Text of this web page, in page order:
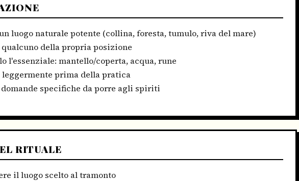
luogo naturale potente (collina, foresta, tumulo, riva del mare)
della propria posizione
l'essenziale: mantello/coperta, acqua, rune
prima della pratica
specifiche da porre agli spiriti
RITUALE
il luogo scelto al tramonto